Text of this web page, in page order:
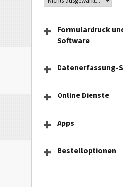
Formulardruck
Software
Datenerfassung-
Online Dienste
Apps
Bestelloptionen